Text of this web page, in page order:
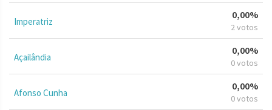
Imperatriz
0,00%
2 votos
Açailândia
0,00%
0 votos
Afonso Cunha
0,00%
0 votos